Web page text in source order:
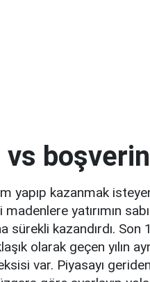
vs
yapıp kazanmak
madenlere yatırımın
sürekli kazandırdı.
olarak geçen yılın
var. Piyasayı